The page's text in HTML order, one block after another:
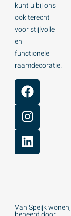
kunt u bij ons
ook terecht
voor stijlvolle
en
functionele
raamdecoratie.
Van Speijk wonen,